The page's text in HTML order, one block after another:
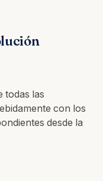
todas las
con los
desde la